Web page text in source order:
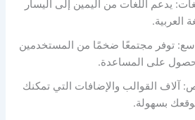
يدعم اللغات من اليمين إلى اليسار
توفر مجتمعًا ضخمًا من المستخدمين
على المساعدة.
آلاف القوالب والإضافات التي تمكنك
بسهولة.